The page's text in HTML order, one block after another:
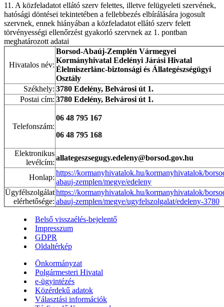
11. A közfeladatot ellátó szerv felettes, illetve felügyeleti szervének,
hatósági döntései tekintetében a fellebbezés elbírálására jogosult
szervnek, ennek hiányában a közfeladatot ellátó szerv felett
törvényességi ellenőrzést gyakorló szervnek az 1. pontban
meghatározott adatai
Hivatalos név:
Borsod-Abaúj-Zemplén Vármegyei
Kormányhivatal Edelényi Járási Hivatal
Élelmiszerlánc-biztonsági és Állategészségügyi
Osztály
Székhely: 3780 Edelény, Belvárosi út 1.
Postai cím: 3780 Edelény, Belvárosi út 1.
Telefonszám:
06 48 795 167
06 48 795 168
Elektronikus
levélcím:
allategeszsegugy.edeleny@borsod.gov.hu
Honlap:
https://kormanyhivatalok.hu/kormanyhivatalok/
abauj-zemplen/megye/edeleny
Ügyfélszolgálat
elérhetősége:
https://kormanyhivatalok.hu/kormanyhivatalok/
abauj-zemplen/megye/ugyfelszolgalat/edeleny-3780
Belső visszaélés-bejelentő
Impresszum
GDPR
Oldaltérkép
Önkormányzat
Polgármesteri Hivatal
e-ügyintézés
Közérdekű adatok
Választási információk